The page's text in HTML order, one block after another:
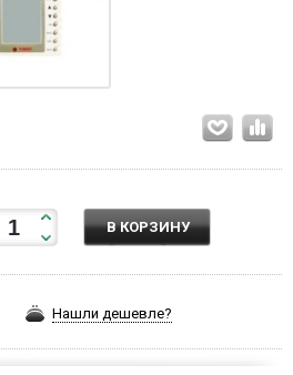
В КОРЗИНУ
Нашли дешевле?